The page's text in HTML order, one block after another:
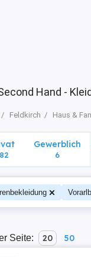
Hand -
Feldkirch Haus &
Gewerblich
6
Seite: 20 50